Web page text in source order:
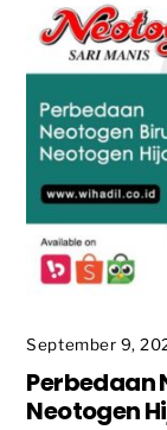
September 9,
Perbedaan
Neotogen